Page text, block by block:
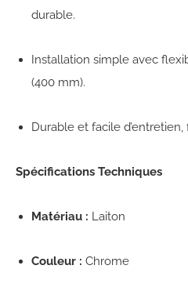
durable.
Installation simple avec
(400 mm).
Durable et facile
Spécifications Techniques
Matériau : Laiton
Couleur : Chrome